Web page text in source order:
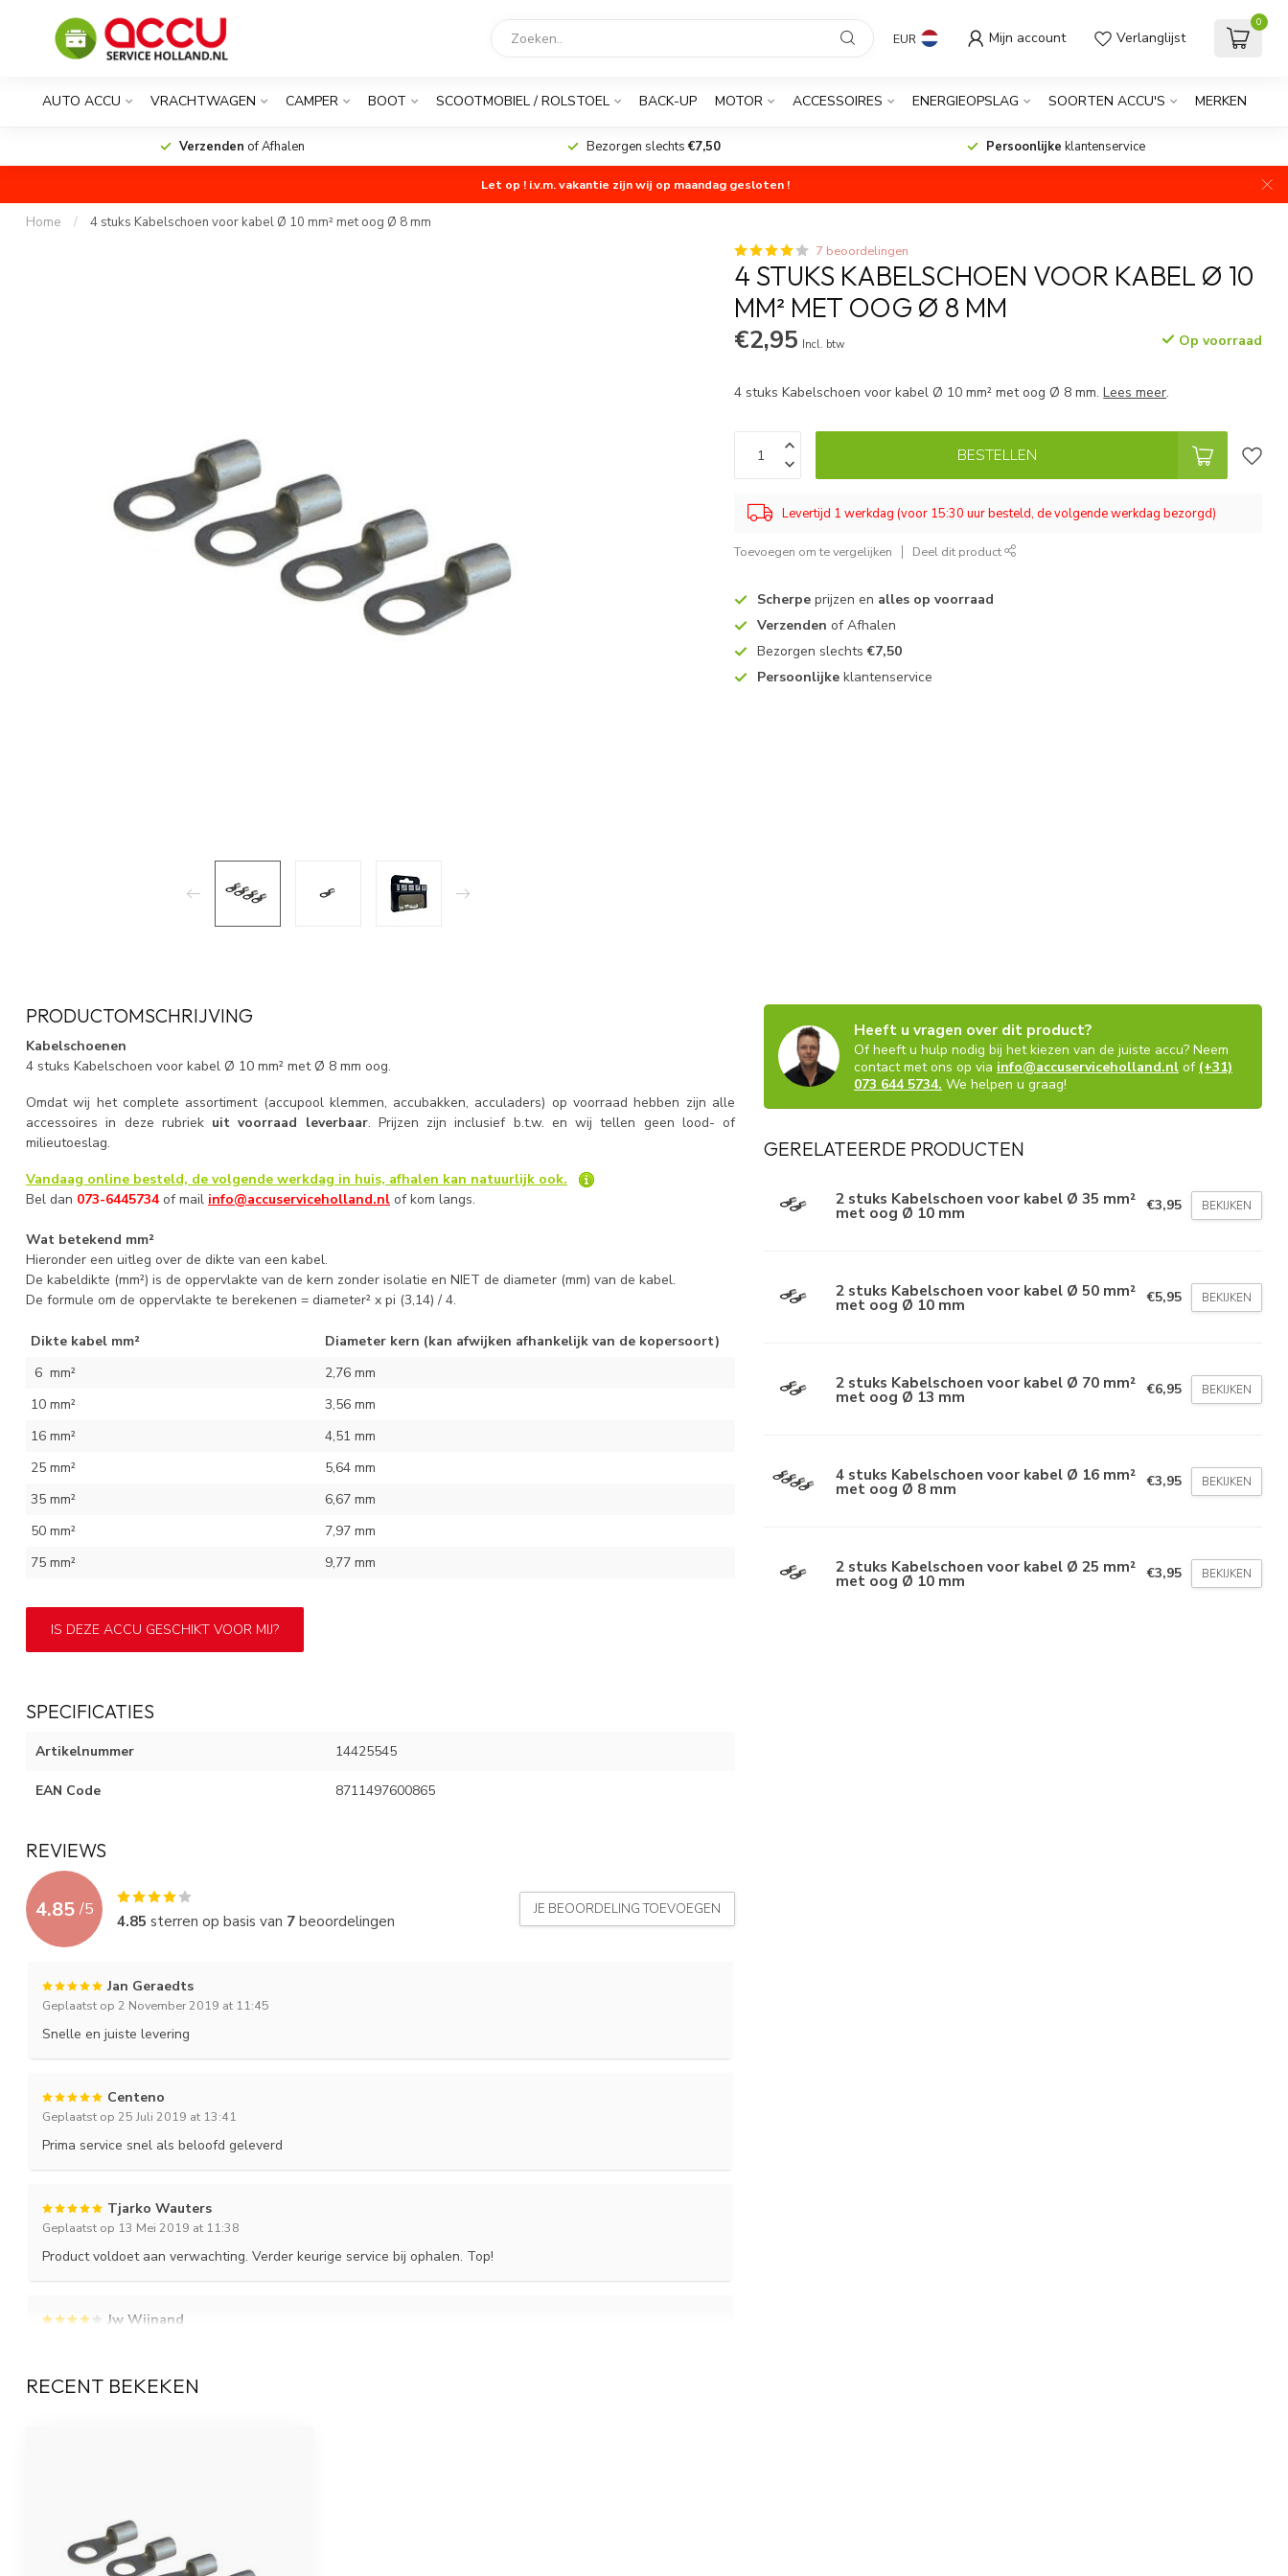
EUR Mijn account Verlanglijst
0
AUTO ACCU VRACHTWAGEN CAMPER BOOT SCOOTMOBIEL / ROLSTOEL BACK-UP MOTOR ACCESSOIRES ENERGIEOPSLAG SOORTEN ACCU'S MERKEN
Verzenden of Afhalen Bezorgen slechts€7,50 Persoonlijke klantenservice
Let op ! i.v.m. vakantie zijn wij op maandag gesloten !
Home / 4 stuks Kabelschoen voor kabel Ø 10 mm² met oog Ø 8 mm
7 beoordelingen
4 STUKS KABELSCHOEN VOOR KABEL Ø 10
MM² MET OOG Ø 8 MM
€2,95 Incl. btw Op voorraad
4 stuks Kabelschoen voor kabel Ø 10 mm² met oog Ø 8 mm.Lees meer.
BESTELLEN
Levertijd 1 werkdag (voor 15:30 uur besteld, de volgende werkdag bezorgd)
Toevoegen om te vergelijken Deel dit product
Scherpe prijzen en alles op voorraad
Verzenden of Afhalen
Bezorgen slechts€7,50
Persoonlijke klantenservice
PRODUCTOMSCHRIJVING
Kabelschoenen
4 stuks Kabelschoen voor kabel Ø 10 mm² met Ø 8 mm oog.
Omdat wij het complete assortiment (accupool klemmen, accubakken, acculaders) op voorraad hebben zijn alle
accessoires in deze rubriek uit voorraad leverbaar. Prijzen zijn inclusief b.t.w. en wij tellen geen lood- of
milieutoeslag.
Vandaag online besteld, de volgende werkdag in huis, afhalen kan natuurlijk ook.
Bel dan 073-6445734 of mail info@accuserviceholland.nl of kom langs.
Wat betekend mm²
Hieronder een uitleg over de dikte van een kabel.
De kabeldikte (mm²) is de oppervlakte van de kern zonder isolatie en NIET de diameter (mm) van de kabel.
De formule om de oppervlakte te berekenen = diameter² x pi (3,14) / 4.
Dikte kabel mm²
Diameter kern (kan afwijken afhankelijk van de kopersoort)
6 mm²
2,76 mm
10 mm²
3,56 mm
16 mm²
4,51 mm
25 mm²
5,64 mm
35 mm²
6,67 mm
50 mm²
7,97 mm
75 mm²
9,77 mm
IS DEZE ACCU GESCHIKT VOOR MIJ?
SPECIFICATIES
Artikelnummer 14425545
EAN Code 8711497600865
REVIEWS
4.85 /5
4.85 sterren op basis van 7beoordelingen
JE BEOORDELING TOEVOEGEN
Jan Geraedts
Geplaatst op 2 November 2019 at 11:45
Snelle en juiste levering
Centeno
Geplaatst op 25 Juli 2019 at 13:41
Prima service snel als beloofd geleverd
Tjarko Wauters
Geplaatst op 13 Mei 2019 at 11:38
Product voldoet aan verwachting. Verder keurige service bij ophalen. Top!
Jw Wijnand
Ronald
Geplaatst op 28 November 2018 at 16:41
Heeft u vragen over dit product?
Of heeft u hulp nodig bij het kiezen van de juiste accu? Neem
contact met ons op via info@accuserviceholland.nl of (+31)
073 644 5734. We helpen u graag!
GERELATEERDE PRODUCTEN
2 stuks Kabelschoen voor kabel Ø 35 mm²
met oog Ø 10 mm €3,95 BEKIJKEN
2 stuks Kabelschoen voor kabel Ø 50 mm²
met oog Ø 10 mm €5,95 BEKIJKEN
2 stuks Kabelschoen voor kabel Ø 70 mm²
met oog Ø 13 mm €6,95 BEKIJKEN
4 stuks Kabelschoen voor kabel Ø 16 mm²
met oog Ø 8 mm €3,95 BEKIJKEN
2 stuks Kabelschoen voor kabel Ø 25 mm²
met oog Ø 10 mm €3,95 BEKIJKEN
RECENT BEKEKEN